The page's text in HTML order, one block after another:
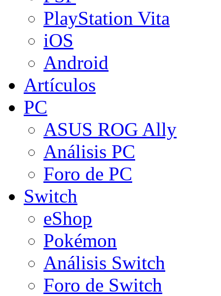
PlayStation Vita
iOS
Android
Artículos
PC
ASUS ROG Ally
Análisis PC
Foro de PC
Switch
eShop
Pokémon
Análisis Switch
Foro de Switch